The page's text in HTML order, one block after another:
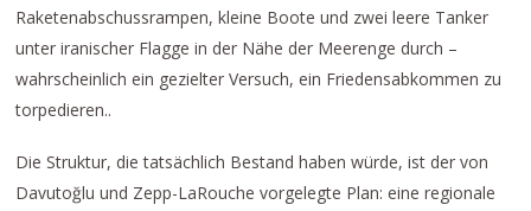
Raketenabschussrampen, kleine Boote und zwei leere Tanker
unter iranischer Flagge in der Nähe der Meerenge durch –
wahrscheinlich ein gezielter Versuch, ein Friedensabkommen zu
torpedieren..
Die Struktur, die tatsächlich Bestand haben würde, ist der von
Davutoğlu und Zepp-LaRouche vorgelegte Plan: eine regionale